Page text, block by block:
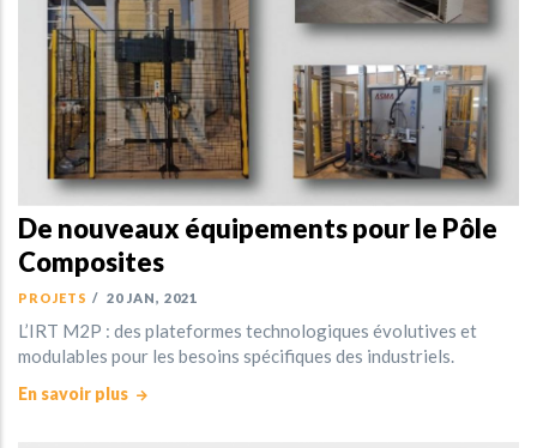
De nouveaux équipements pour le Pôle
Composites
PROJETS / 20 JAN, 2021
L’IRT M2P : des plateformes technologiques évolutives et
modulables pour les besoins spécifiques des industriels.
En savoir plus